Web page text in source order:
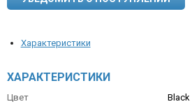
Характеристики
ХАРАКТЕРИСТИКИ
Цвет Black